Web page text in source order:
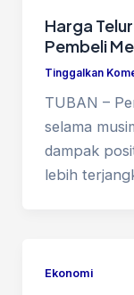
Harga
Pembeli
Tinggalkan
TUBAN –
selama
dampak
lebih
Ekonomi